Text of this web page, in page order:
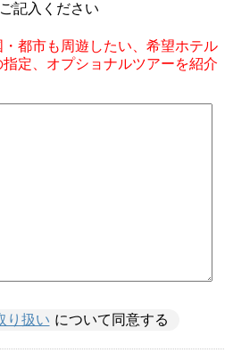
記入ください
都市も周遊したい、希望ホテル
定、オプショナルツアーを紹介
り扱い について同意する